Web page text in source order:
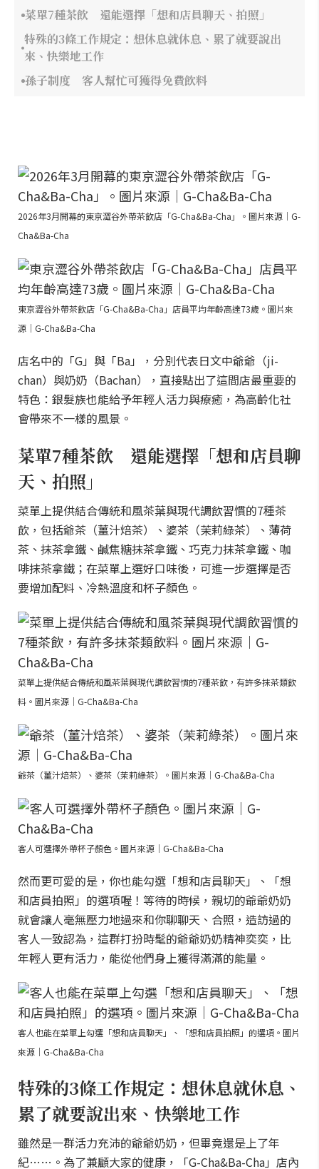
菜單7種茶飲 還能選擇「想和店員聊天、拍照」
特殊的3條工作規定：想休息就休息、累了就要說出
來、快樂地工作
孫子制度 客人幫忙可獲得免費飲料
2026年3月開幕的東京澀谷外帶茶飲店「G-Cha&Ba-Cha」。圖片來源｜G-
Cha&Ba-Cha
東京澀谷外帶茶飲店「G-Cha&Ba-Cha」店員平均年齡高達73歲。圖片來
源｜G-Cha&Ba-Cha
店名中的「G」與「Ba」，分別代表日文中爺爺（ji-
chan）與奶奶（Bachan），直接點出了這間店最重要的
特色：銀髮族也能給予年輕人活力與療癒，為高齡化社
會帶來不一樣的風景。
菜單7種茶飲 還能選擇「想和店員聊
天、拍照」
菜單上提供結合傳統和風茶葉與現代調飲習慣的7種茶
飲，包括爺茶（薑汁焙茶）、婆茶（茉莉綠茶）、薄荷
茶、抹茶拿鐵、鹹焦糖抹茶拿鐵、巧克力抹茶拿鐵、咖
啡抹茶拿鐵；在菜單上選好口味後，可進一步選擇是否
要增加配料、冷熱溫度和杯子顏色。
菜單上提供結合傳統和風茶葉與現代調飲習慣的7種茶飲，有許多抹茶類飲
料。圖片來源｜G-Cha&Ba-Cha
爺茶（薑汁焙茶）、婆茶（茉莉綠茶）。圖片來源｜G-Cha&Ba-Cha
客人可選擇外帶杯子顏色。圖片來源｜G-Cha&Ba-Cha
然而更可愛的是，你也能勾選「想和店員聊天」、「想
和店員拍照」的選項喔！等待的時候，親切的爺爺奶奶
就會讓人毫無壓力地過來和你聊聊天、合照，造訪過的
客人一致認為，這群打扮時髦的爺爺奶奶精神奕奕，比
年輕人更有活力，能從他們身上獲得滿滿的能量。
客人也能在菜單上勾選「想和店員聊天」、「想和店員拍照」的選項。圖片
來源｜G-Cha&Ba-Cha
特殊的3條工作規定：想休息就休息、
累了就要說出來、快樂地工作
雖然是一群活力充沛的爺爺奶奶，但畢竟還是上了年
紀……。為了兼顧大家的健康，「G-Cha&Ba-Cha」店內